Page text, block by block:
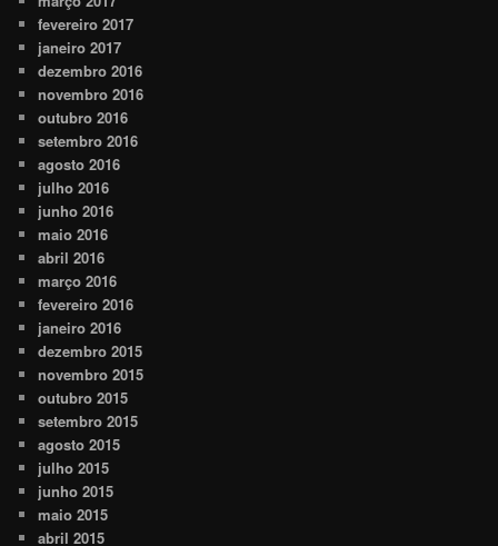
fevereiro 2017
janeiro 2017
dezembro 2016
novembro 2016
outubro 2016
setembro 2016
agosto 2016
julho 2016
junho 2016
maio 2016
abril 2016
março 2016
fevereiro 2016
janeiro 2016
dezembro 2015
novembro 2015
outubro 2015
setembro 2015
agosto 2015
julho 2015
junho 2015
maio 2015
abril 2015